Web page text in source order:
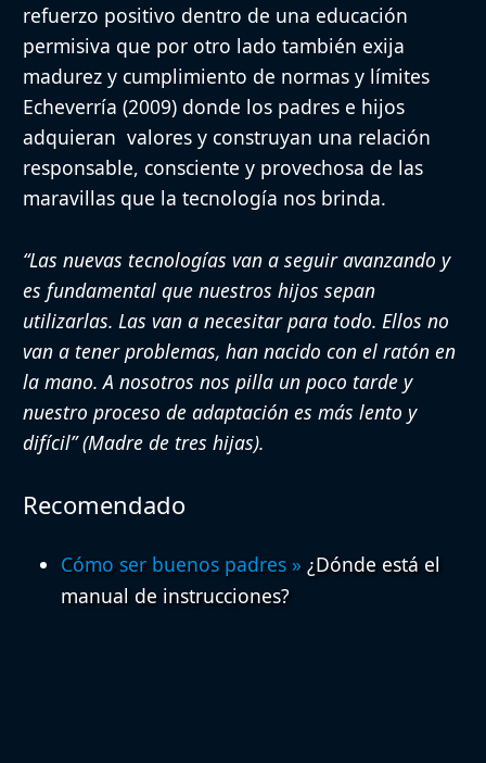
refuerzo positivo dentro de una educación
permisiva que por otro lado también exija
madurez y cumplimiento de normas y límites
Echeverría (2009) donde los padres e hijos
adquieran valores y construyan una relación
responsable, consciente y provechosa de las
maravillas que la tecnología nos brinda.
“Las nuevas tecnologías van a seguir avanzando y
es fundamental que nuestros hijos sepan
utilizarlas. Las van a necesitar para todo. Ellos no
van a tener problemas, han nacido con el ratón en
la mano. A nosotros nos pilla un poco tarde y
nuestro proceso de adaptación es más lento y
difícil” (Madre de tres hijas).
Recomendado
Cómo ser buenos padres » ¿Dónde está el
manual de instrucciones?